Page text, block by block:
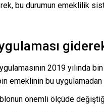
bu durumun emeklilik
2019 yılında
emeklinin bu uygulamadan
önemli ölçüde